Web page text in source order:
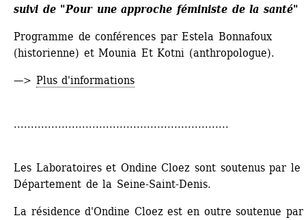
suivi de "Pour une approche féministe de la santé"
Programme de conférences par Estela Bonnafoux
(historienne) et Mounia Et Kotni (anthropologue).
—> Plus d'informations
...............................................................
Les Laboratoires et Ondine Cloez sont soutenus par le
Département de la Seine-Saint-Denis.
La résidence d'Ondine Cloez est en outre soutenue